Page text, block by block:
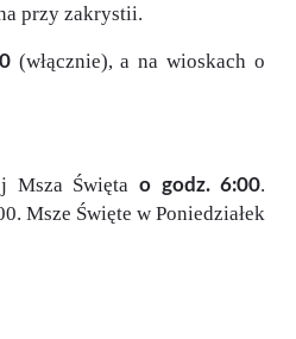
przy zakrystii.
(włącznie), a na wioskach o
Msza Świętao godz. 6:00.
Msze Święte w Poniedziałek